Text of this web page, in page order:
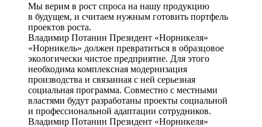
Мы верим в рост спроса на нашу продукцию
в будущем, и считаем нужным готовить портфель
проектов роста.
Владимир Потанин Президент «Норникеля»
«Норникель» должен превратиться в образцовое
экологически чистое предприятие. Для этого
необходима комплексная модернизация
производства и связанная с ней серьезная
социальная программа. Совместно с местными
властями будут разработаны проекты социальной
и профессиональной адаптации сотрудников.
Владимир Потанин Президент «Норникеля»